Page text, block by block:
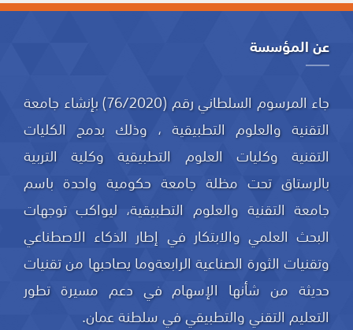
عن المؤسسة
جاء المرسوم السلطاني رقم (76/2020) بإنشاء جامعة
التقنية والعلوم التطبيقية ، وذلك بدمج الكليات
التقنية وكليات العلوم التطبيقية وكلية التربية
بالرستاق تحت مظلة جامعة حكومية واحدة باسم
جامعة التقنية والعلوم التطبيقية، ليواكب توجهات
البحث العلمي والابتكار في إطار الذكاء الاصطناعي
وتقنيات الثورة الصناعية الرابعةوما يصاحبها من تقنيات
حديثة من شأنها الإسهام في دعم مسيرة تطور
التعليم التقني والتطبيقي في سلطنة عمان.